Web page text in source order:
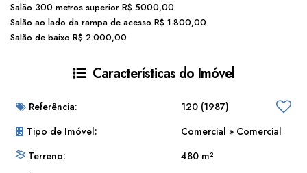
Salão 300 metros superior R$ 5000,00
Salão ao lado da rampa de acesso R$ 1.800,00
Salão de baixo R$ 2.000,00
Características do Imóvel
Referência: 120 (1987)
Tipo de Imóvel:
Comercial » Comercial
Terreno:
480 m²